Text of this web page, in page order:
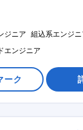
ジニア
組込系エンジニ
エンジニア